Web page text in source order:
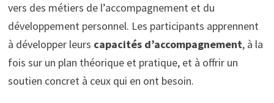
vers des métiers de l’accompagnement et du
développement personnel. Les participants apprennent
à développer leurs capacités d’accompagnement, à la
fois sur un plan théorique et pratique, et à offrir un
soutien concret à ceux qui en ont besoin.